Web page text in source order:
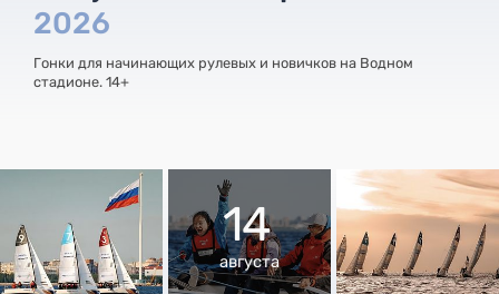
2026
Гонки для начинающих рулевых и новичков на Водном
стадионе. 14+
14
августа